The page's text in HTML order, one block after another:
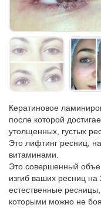
Кератиновое
после которой
утолщенных, густых
Это лифтинг ресниц,
витаминами.
Это совершенный
изгиб ваших ресниц
естественные
которыми можно не